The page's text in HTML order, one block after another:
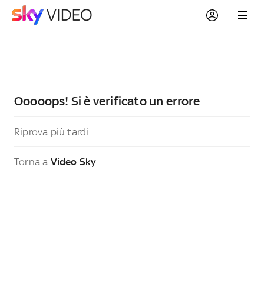
Ooooops! Si è verificato un errore
Riprova più tardi
Torna a Video Sky